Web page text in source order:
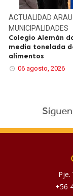
ACTUALIDAD
MUNICIPALIDADES
Colegio Alemán
media tonelada
alimentos
06 agosto, 2026
Pje.
+56